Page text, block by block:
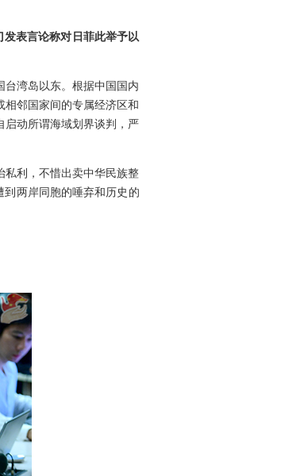
表言论称对日菲此举予以
湾岛以东。根据中国国内
邻国家间的专属经济区和
启动所谓海域划界谈判，严
私利，不惜出卖中华民族整
到两岸同胞的唾弃和历史的